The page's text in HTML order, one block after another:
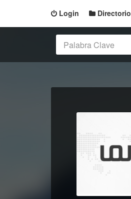
Login Directorio